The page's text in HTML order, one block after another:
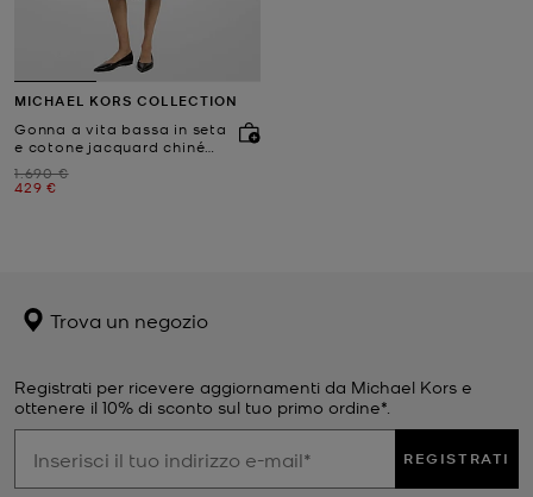
MICHAEL KORS COLLECTION
Gonna a vita bassa in seta
e cotone jacquard chiné
Prezzo iniziale
1.690 €
Prezzo attuale
429 €
Trova un negozio
Registrati per ricevere aggiornamenti da Michael Kors e
ottenere il 10% di sconto sul tuo primo ordine*.
REGISTRATI